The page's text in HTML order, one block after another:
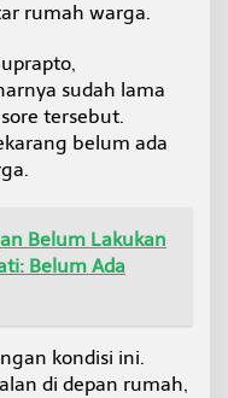
rumah warga.
sudah lama
tersebut.
belum ada
Belum Lakukan
Belum Ada
kondisi ini.
di depan rumah,